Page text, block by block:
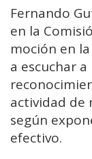
Fernando
en la
moción en
a escuchar
actividad de
según
efectivo.